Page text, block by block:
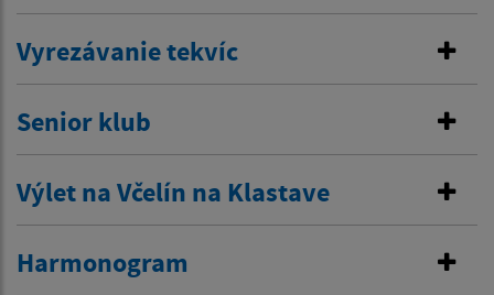
Vyrezávanie tekvíc
Senior klub
Výlet na Včelín na Klastave
Harmonogram